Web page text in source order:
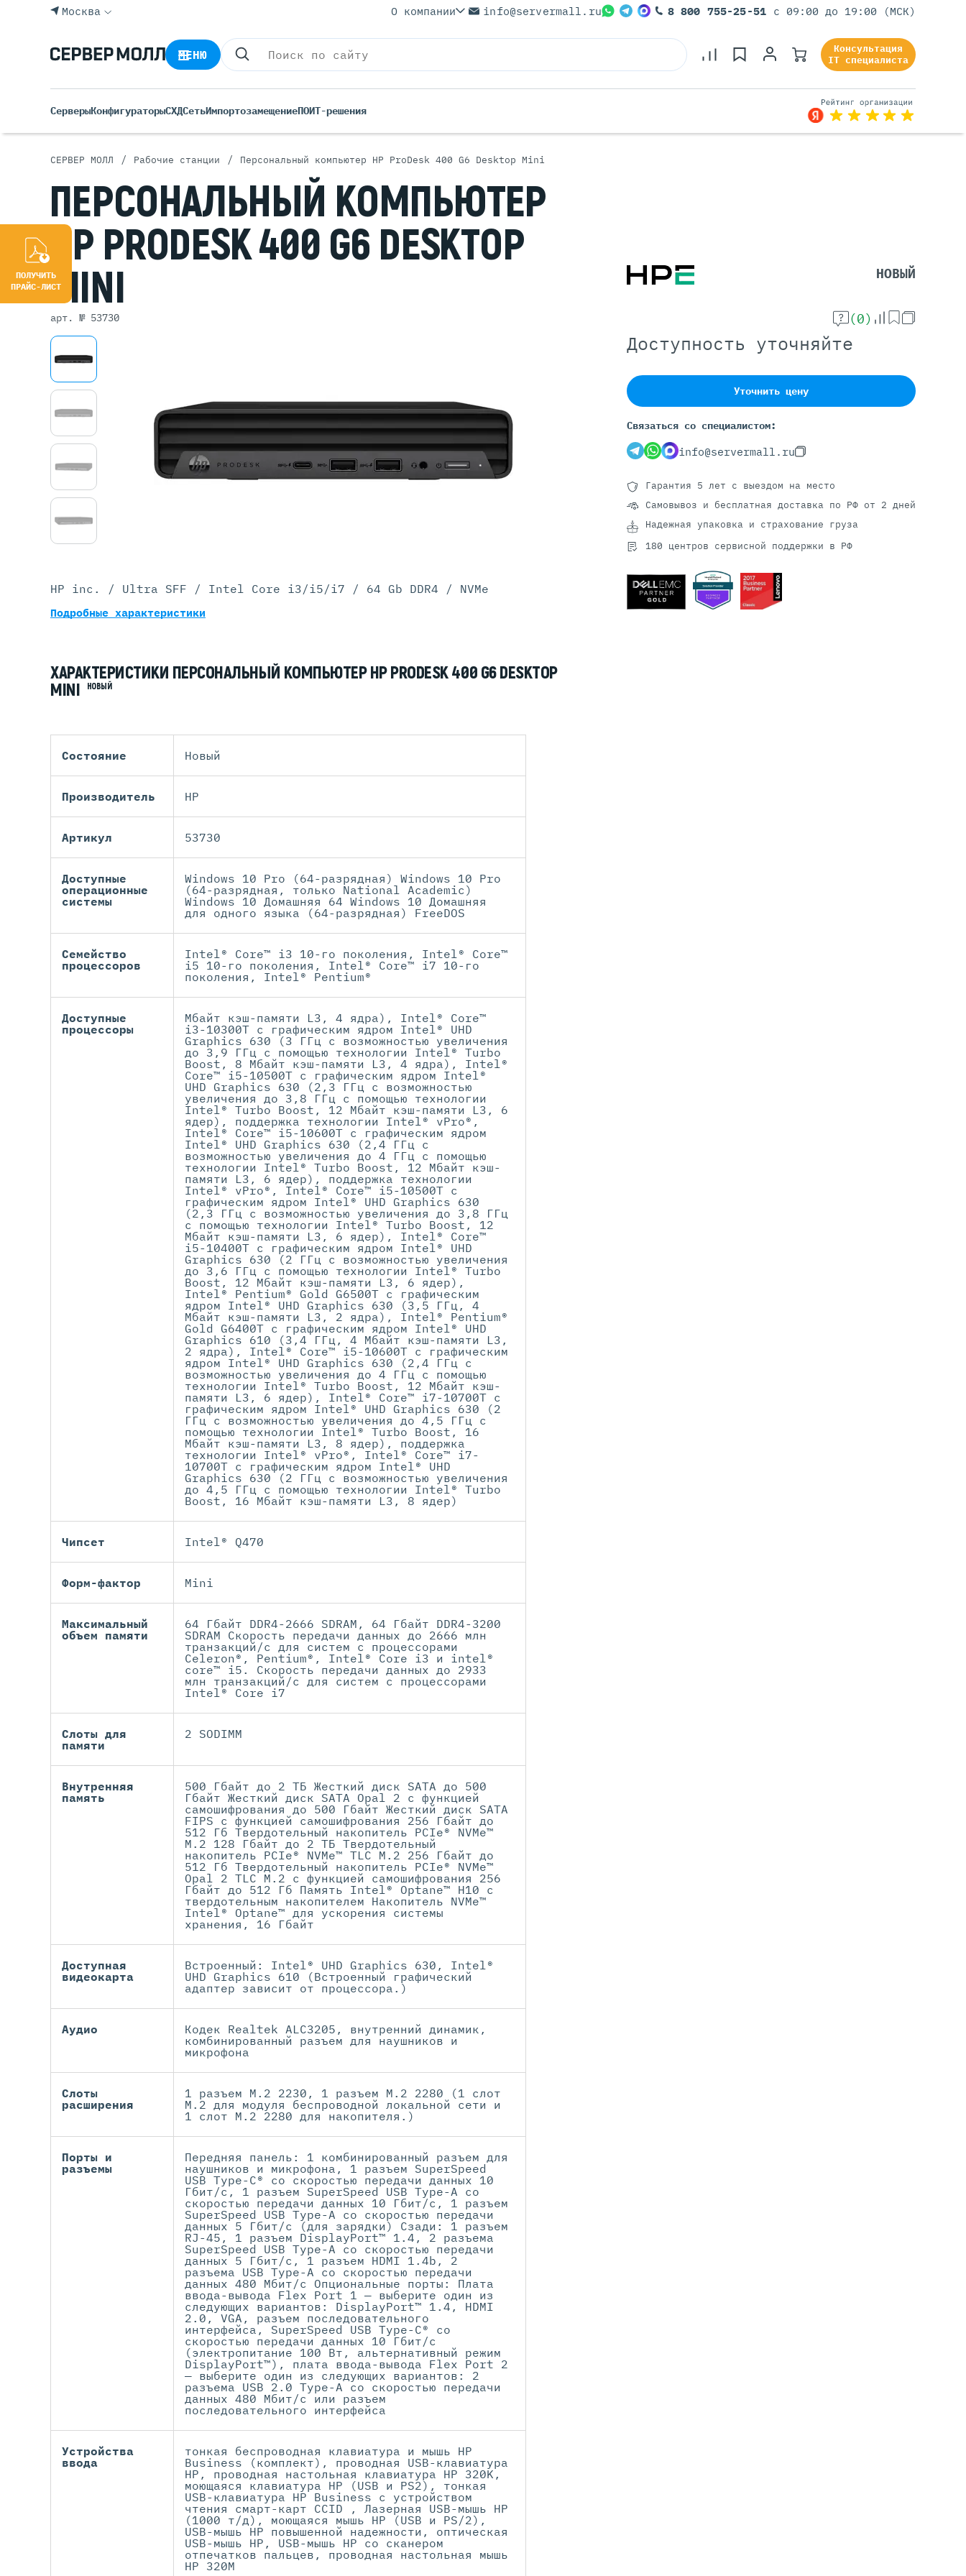
Все Серверы
Rack Серверы
Tower Серверы
Российские Серверы
Б/У Серверы (Refurbished)
Серверы Lenovo
Серверы XFusion
Серверы ASUS
Серверы SUPERMICRO
Серверы Huawei Atlas
DELL G17
DELL G16
DELL G15
DELL G14
HPE Gen11
HPE Gen10 Plus
HPE Gen10
Серверы С GPU
С GPU NVIDIA
С GPU Huawei Ascend
С 2 GPU
С 8 GPU
Москва О компании info@servermall.ru 8 800 755-25-51 с 09:00 до 19:00 (МСК)
МЕНЮ
Консультация
IT специалиста
СерверыКонфигураторыСХДСетьИмпортозамещениеПОИТ-решения
СЕРВЕР МОЛЛ / Рабочие станции / Персональный компьютер HP ProDesk 400 G6 Desktop Mini
ПЕРСОНАЛЬНЫЙ КОМПЬЮТЕР
HP PRODESK 400 G6 DESKTOP
MINI
арт. № 53730
НОВЫЙ
(0)
Доступность уточняйте
Уточнить цену
Связаться со специалистом:
info@servermall.ru
Гарантия 5 лет с выездом на место
Самовывоз и бесплатная доставка по РФ от 2 дней
Надежная упаковка и страхование груза
180 центров сервисной поддержки в РФ
HP inc. / Ultra SFF / Intel Core i3/i5/i7 / 64 Gb DDR4 / NVMe
Подробные характеристики
ХАРАКТЕРИСТИКИ ПЕРСОНАЛЬНЫЙ КОМПЬЮТЕР HP PRODESK 400 G6 DESKTOP
MINI
НОВЫЙ
Состояние Новый
Производитель HP
Артикул 53730
Доступные
операционные
системы
Windows 10 Pro (64-разрядная) Windows 10 Pro
(64-разрядная, только National Academic)
Windows 10 Домашняя 64 Windows 10 Домашняя
для одного языка (64-разрядная) FreeDOS
Семейство
процессоров
Intel® Core™ i3 10-го поколения, Intel® Core™
i5 10-го поколения, Intel® Core™ i7 10-го
поколения, Intel® Pentium®
Доступные
процессоры
Мбайт кэш-памяти L3, 4 ядра), Intel® Core™
i3-10300T с графическим ядром Intel® UHD
Graphics 630 (3 ГГц с возможностью увеличения
до 3,9 ГГц с помощью технологии Intel® Turbo
Boost, 8 Мбайт кэш-памяти L3, 4 ядра), Intel®
Core™ i5-10500T с графическим ядром Intel®
UHD Graphics 630 (2,3 ГГц с возможностью
увеличения до 3,8 ГГц с помощью технологии
Intel® Turbo Boost, 12 Мбайт кэш-памяти L3, 6
ядер), поддержка технологии Intel® vPro®,
Intel® Core™ i5-10600T с графическим ядром
Intel® UHD Graphics 630 (2,4 ГГц с
возможностью увеличения до 4 ГГц с помощью
технологии Intel® Turbo Boost, 12 Мбайт кэш-
памяти L3, 6 ядер), поддержка технологии
Intel® vPro®, Intel® Core™ i5-10500T с
графическим ядром Intel® UHD Graphics 630
(2,3 ГГц с возможностью увеличения до 3,8 ГГц
с помощью технологии Intel® Turbo Boost, 12
Мбайт кэш-памяти L3, 6 ядер), Intel® Core™
i5-10400T с графическим ядром Intel® UHD
Graphics 630 (2 ГГц с возможностью увеличения
до 3,6 ГГц с помощью технологии Intel® Turbo
Boost, 12 Мбайт кэш-памяти L3, 6 ядер),
Intel® Pentium® Gold G6500T с графическим
ядром Intel® UHD Graphics 630 (3,5 ГГц, 4
Мбайт кэш-памяти L3, 2 ядра), Intel® Pentium®
Gold G6400T с графическим ядром Intel® UHD
Graphics 610 (3,4 ГГц, 4 Мбайт кэш-памяти L3,
2 ядра), Intel® Core™ i5-10600T с графическим
ядром Intel® UHD Graphics 630 (2,4 ГГц с
возможностью увеличения до 4 ГГц с помощью
технологии Intel® Turbo Boost, 12 Мбайт кэш-
памяти L3, 6 ядер), Intel® Core™ i7-10700T с
графическим ядром Intel® UHD Graphics 630 (2
ГГц с возможностью увеличения до 4,5 ГГц с
помощью технологии Intel® Turbo Boost, 16
Мбайт кэш-памяти L3, 8 ядер), поддержка
технологии Intel® vPro®, Intel® Core™ i7-
10700T с графическим ядром Intel® UHD
Graphics 630 (2 ГГц с возможностью увеличения
до 4,5 ГГц с помощью технологии Intel® Turbo
Boost, 16 Мбайт кэш-памяти L3, 8 ядер)
Чипсет Intel® Q470
Форм-фактор Mini
Максимальный
объем памяти
64 Гбайт DDR4-2666 SDRAM, 64 Гбайт DDR4-3200
SDRAM Скорость передачи данных до 2666 млн
транзакций/с для систем с процессорами
Celeron®, Pentium®, Intel® Core i3 и intel®
core™ i5. Скорость передачи данных до 2933
млн транзакций/с для систем с процессорами
Intel® Core i7
Слоты для
памяти
2 SODIMM
Внутренняя
память
500 Гбайт до 2 ТБ Жесткий диск SATA до 500
Гбайт Жесткий диск SATA Opal 2 с функцией
самошифрования до 500 Гбайт Жесткий диск SATA
FIPS с функцией самошифрования 256 Гбайт до
512 Гб Твердотельный накопитель PCIe® NVMe™
M.2 128 Гбайт до 2 ТБ Твердотельный
накопитель PCIe® NVMe™ TLC M.2 256 Гбайт до
512 Гб Твердотельный накопитель PCIe® NVMe™
Opal 2 TLC M.2 с функцией самошифрования 256
Гбайт до 512 Гб Память Intel® Optane™ H10 с
твердотельным накопителем Накопитель NVMe™
Intel® Optane™ для ускорения системы
хранения, 16 Гбайт
Доступная
видеокарта
Встроенный: Intel® UHD Graphics 630, Intel®
UHD Graphics 610 (Встроенный графический
адаптер зависит от процессора.)
Аудио
Кодек Realtek ALC3205, внутренний динамик,
комбинированный разъем для наушников и
микрофона
Слоты
расширения
1 разъем M.2 2230, 1 разъем M.2 2280 (1 слот
M.2 для модуля беспроводной локальной сети и
1 слот M.2 2280 для накопителя.)
Порты и
разъемы
Передняя панель: 1 комбинированный разъем для
наушников и микрофона, 1 разъем SuperSpeed
USB Type-C® со скоростью передачи данных 10
Гбит/с, 1 разъем SuperSpeed USB Type-A со
скоростью передачи данных 10 Гбит/с, 1 разъем
SuperSpeed USB Type-A со скоростью передачи
данных 5 Гбит/с (для зарядки) Сзади: 1 разъем
RJ-45, 1 разъем DisplayPort™ 1.4, 2 разъема
SuperSpeed USB Type-A со скоростью передачи
данных 5 Гбит/с, 1 разъем HDMI 1.4b, 2
разъема USB Type-A со скоростью передачи
данных 480 Мбит/с Опциональные порты: Плата
ввода-вывода Flex Port 1 — выберите один из
следующих вариантов: DisplayPort™ 1.4, HDMI
2.0, VGA, разъем последовательного
интерфейса, SuperSpeed USB Type-C® со
скоростью передачи данных 10 Гбит/с
(электропитание 100 Вт, альтернативный режим
DisplayPort™), плата ввода-вывода Flex Port 2
— выберите один из следующих вариантов: 2
разъема USB 2.0 Type-A со скоростью передачи
данных 480 Мбит/с или разъем
последовательного интерфейса
Устройства
ввода
тонкая беспроводная клавиатура и мышь HP
Business (комплект), проводная USB-клавиатура
HP, проводная настольная клавиатура HP 320K,
моющаяся клавиатура HP (USB и PS2), тонкая
USB-клавиатура HP Business с устройством
чтения смарт-карт CCID , Лазерная USB-мышь HP
(1000 т/д), моющаяся мышь HP (USB и PS/2),
USB-мышь HP повышенной надежности, оптическая
USB-мышь HP, USB-мышь HP со сканером
отпечатков пальцев, проводная настольная мышь
HP 320M
ПОЛУЧИТЬ
ПРАЙС-ЛИСТ